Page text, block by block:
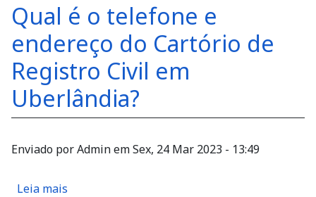
Qual é o telefone e
endereço do Cartório de
Registro Civil em
Uberlândia?
Enviado porAdminemSex, 24 Mar 2023 - 13:49
Leia mais